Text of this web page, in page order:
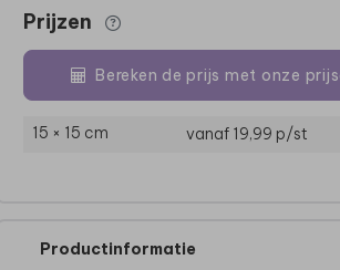
Prijzen
Bereken de prijs met onze
15 × 15 cm vanaf 19,99 p/st
Productinformatie